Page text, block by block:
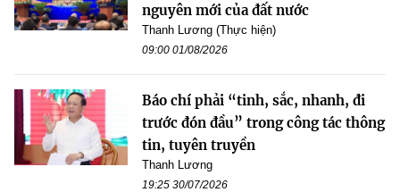
nguyên mới của đất nước
Thanh Lương (Thực hiện)
09:00 01/08/2026
Báo chí phải “tinh, sắc, nhanh, đi
trước đón đầu” trong công tác thông
tin, tuyên truyền
Thanh Lương
19:25 30/07/2026